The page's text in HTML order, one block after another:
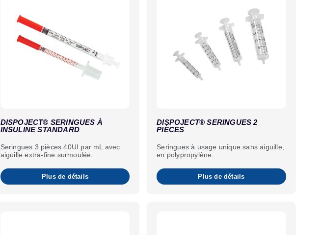
DISPOJECT® SERINGUES À
INSULINE STANDARD
Seringues 3 pièces 40UI par mL avec
aiguille extra-fine surmoulée.
Plus de détails
DISPOJECT® SERINGUES 2
PIÈCES
Seringues à usage unique sans aiguille,
en polypropylène.
Plus de détails